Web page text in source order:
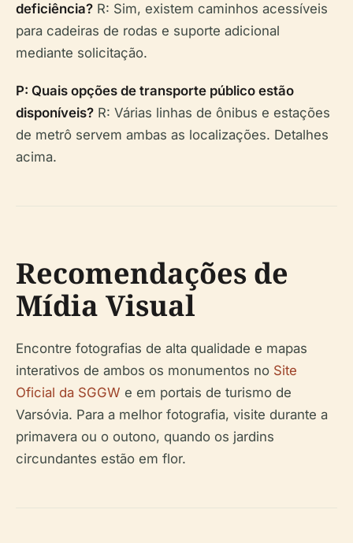
deficiência? R: Sim, existem caminhos acessíveis
para cadeiras de rodas e suporte adicional
mediante solicitação.
P: Quais opções de transporte público estão
disponíveis? R: Várias linhas de ônibus e estações
de metrô servem ambas as localizações. Detalhes
acima.
Recomendações de
Mídia Visual
Encontre fotografias de alta qualidade e mapas
interativos de ambos os monumentos no Site
Oficial da SGGW e em portais de turismo de
Varsóvia. Para a melhor fotografia, visite durante a
primavera ou o outono, quando os jardins
circundantes estão em flor.